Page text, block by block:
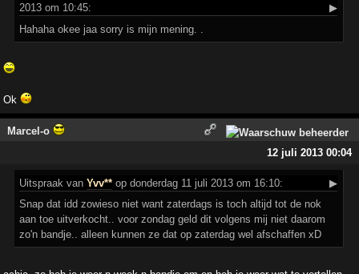
2013 om 10:45:
▶
Hahaha okee jaa sorry is mijn mening. .
Ok
Marcel-o
12 juli 2013 00:04
Uitspraak vanYvv** op donderdag 11 juli 2013 om 16:10:
▶
Snap dat idd zowieso niet want zaterdags is toch altijd tot de nok
aan toe uitverkocht.. voor zondag geld dit volgens mij niet daarom
zo'n bandje.. alleen kunnen ze dat op zaterdag wel afschaffen xD